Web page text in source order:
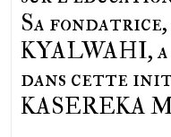
Sa
KYALWAHI, a
dans cette
KASEREKA